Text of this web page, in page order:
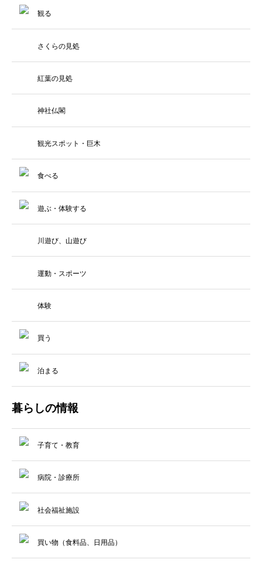
観る
さくらの見処
紅葉の見処
神社仏閣
観光スポット・巨木
食べる
遊ぶ・体験する
川遊び、山遊び
運動・スポーツ
体験
買う
泊まる
暮らしの情報
子育て・教育
病院・診療所
社会福祉施設
買い物（食料品、日用品）